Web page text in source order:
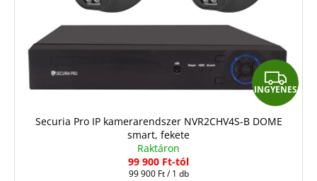
I
N
INGYENES
Securia Pro IP kamerarendszer NVR2CHV4S-B DOME
smart, fekete
Raktáron
99 900 Ft-tól
Egységár:
99 900 Ft / 1 db